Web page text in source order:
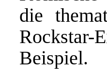
die
Beispiel.